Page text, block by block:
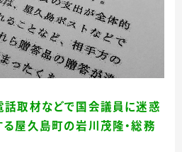
話取材などで国会議員に迷惑
る屋久島町の岩川茂隆・総務